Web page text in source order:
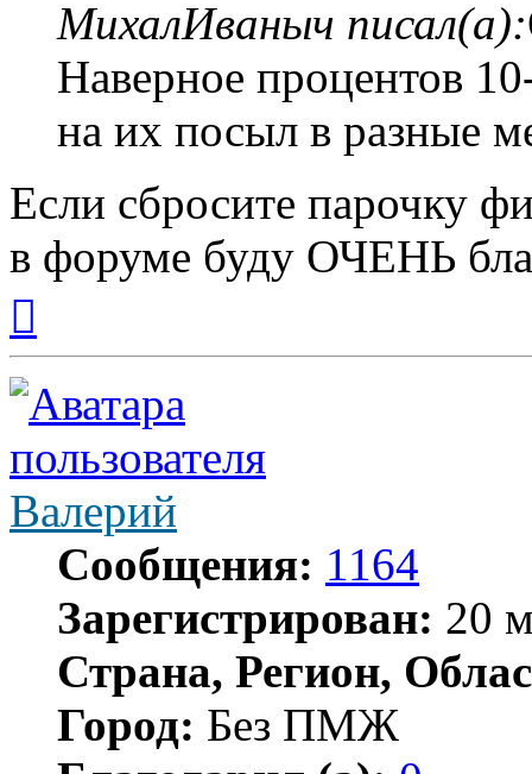
МихалИваныч писал(а):
Наверное процентов
на их посыл в разные
Если сбросите парочку
в форуме буду ОЧЕНЬ
началу
Валерий
Сообщения: 1164
Зарегистрирован: 20
Страна, Регион,
Город: Без ПМЖ